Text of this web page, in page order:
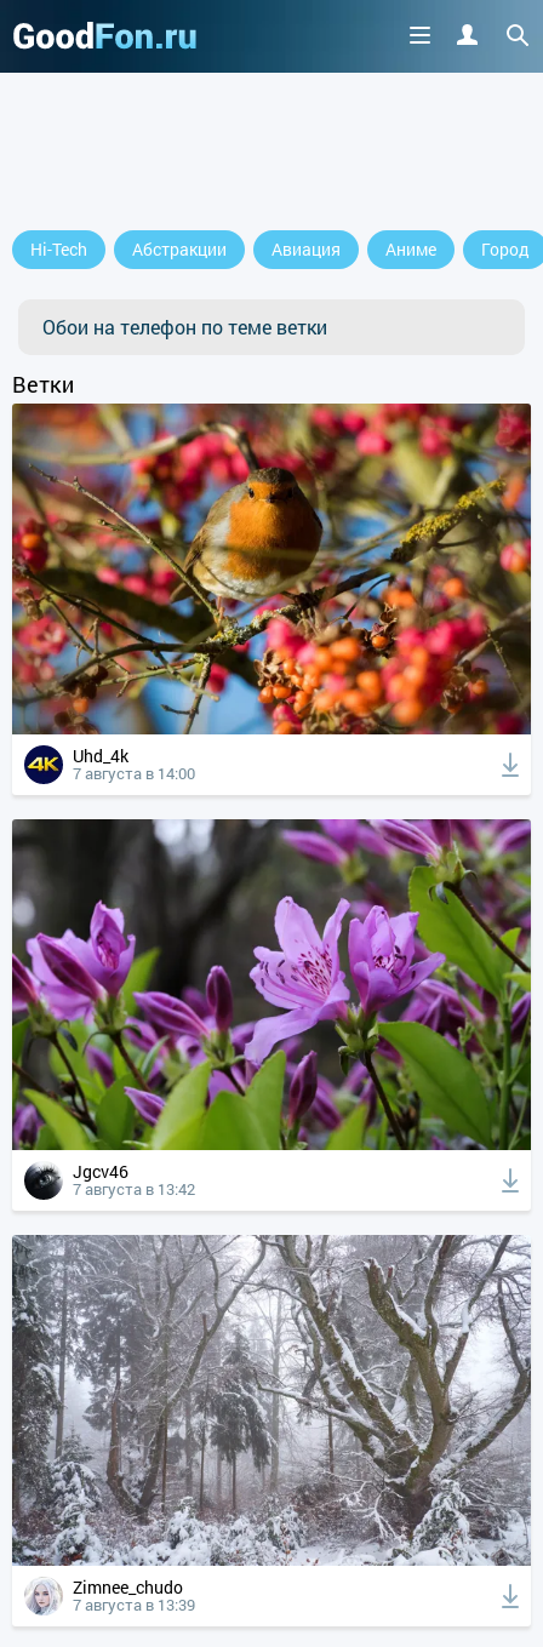
Hi-Tech Абстракции Авиация Аниме Город
Обои на телефон по теме ветки
Ветки
Uhd_4k
7 августа в 14:00
Jgcv46
7 августа в 13:42
Zimnee_chudo
7 августа в 13:39